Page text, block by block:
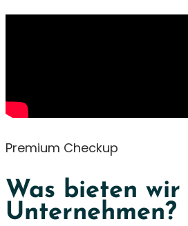
Premium Checkup
Was bieten wir
Unternehmen?